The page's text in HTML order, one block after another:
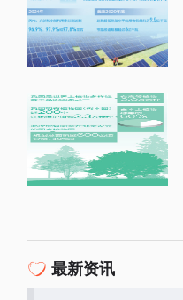
最新资讯